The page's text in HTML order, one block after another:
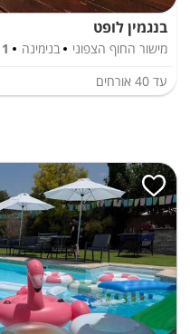
בנגמין לופט
מישור החוף הצפוני בנימינה 1 לופט
עד 40 אורחים